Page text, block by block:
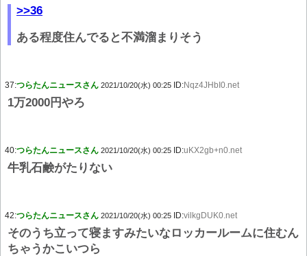
>>36
ある程度住んでると不満溜まりそう
37:つらたんニュースさん 2021/10/20(水) 00:25 ID:Nqz4JHbI0.net
1万2000円やろ
40:つらたんニュースさん 2021/10/20(水) 00:25 ID:uKX2gb+n0.net
牛乳石鹸がたりない
42:つらたんニュースさん 2021/10/20(水) 00:25 ID:vilkgDUK0.net
そのうち立って寝ますみたいなロッカールームに住むん
ちゃうかこいつら